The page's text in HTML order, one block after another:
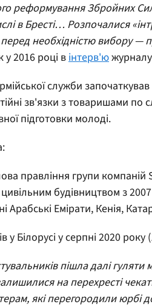
реформування Збройних
в Бресті… Розпочалися
необхідністю вибору —
2016 році вінтерв'ю
служби
зв'язки з товаришами по
підготовки молоді.
правління групи компаній
будівництвом з 2007
Арабські Емірати, Кенія,
у Білорусі у серпні 2020
пішла далі
на перехресті
які перегородили юрбі